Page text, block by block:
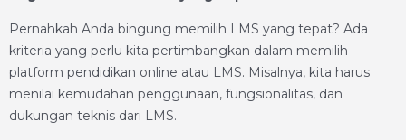
Pernahkah Anda bingung memilih LMS yang tepat? Ada
kriteria yang perlu kita pertimbangkan dalam memilih
platform pendidikan online atau LMS. Misalnya, kita harus
menilai kemudahan penggunaan, fungsionalitas, dan
dukungan teknis dari LMS.